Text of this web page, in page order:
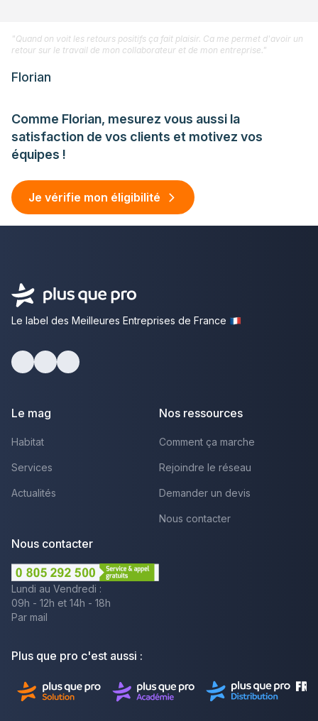
Comme Florian, mesurez vous aussi la
satisfaction de vos clients et motivez vos
équipes !
Je vérifie mon éligibilité
"Quand on voit les retours positifs ça fait plaisir. Ca me permet d'avoir un
retour sur le travail de mon collaborateur et de mon entreprise."
Florian
Le label des Meilleures Entreprises de France
Le mag
Habitat
Services
Actualités
Nos ressources
Comment ça marche
Rejoindre le réseau
Demander un devis
Nous contacter
Nous contacter
Lundi au Vendredi :
09h - 12h et 14h - 18h
Par mail
Plus que pro c'est aussi :